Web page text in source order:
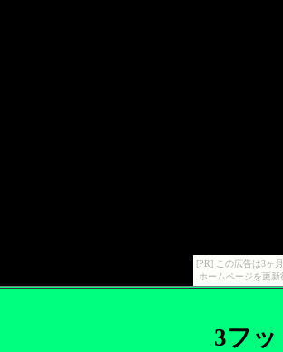
[PR] この広告は3ヶ
ホームページを更
3フ